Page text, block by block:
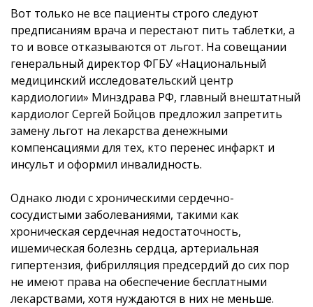
Вот только не все пациенты строго следуют
предписаниям врача и перестают пить таблетки, а
то и вовсе отказываются от льгот. На совещании
генеральный директор ФГБУ «Национальный
медицинский исследовательский центр
кардиологии» Минздрава РФ, главный внештатный
кардиолог Сергей Бойцов предложил запретить
замену льгот на лекарства денежными
компенсациями для тех, кто перенес инфаркт и
инсульт и оформил инвалидность.
Однако люди с хроническими сердечно-
сосудистыми заболеваниями, такими как
хроническая сердечная недостаточность,
ишемическая болезнь сердца, артериальная
гипертензия, фибрилляция предсердий до сих пор
не имеют права на обеспечение бесплатными
лекарствами, хотя нуждаются в них не меньше.